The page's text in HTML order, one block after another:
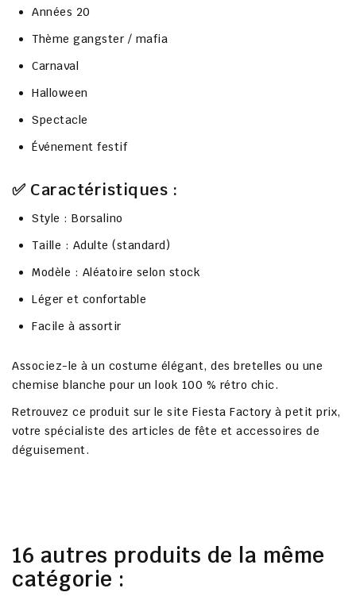
Années 20
Thème gangster / mafia
Carnaval
Halloween
Spectacle
Événement festif
✅ Caractéristiques :
Style : Borsalino
Taille : Adulte (standard)
Modèle : Aléatoire selon stock
Léger et confortable
Facile à assortir
Associez-le à un costume élégant, des bretelles ou une
chemise blanche pour un look 100 % rétro chic.
Retrouvez ce produit sur le site Fiesta Factory à petit prix,
votre spécialiste des articles de fête et accessoires de
déguisement.
16 autres produits de la même
catégorie :